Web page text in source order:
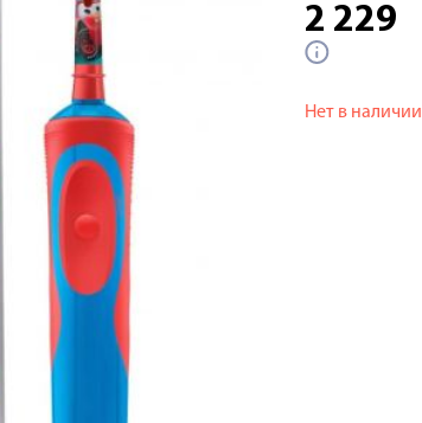
2 229
Нет в наличии